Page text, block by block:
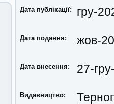
Дата публікації: гру-
Дата подання: жов-
Дата внесення: 27-
Видавництво: